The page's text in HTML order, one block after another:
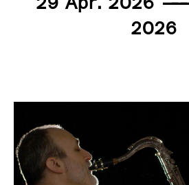
29 Apr. 2026 ———
2026